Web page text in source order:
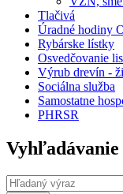
Tlačivá
Úradné hodiny
Rybárske lístky
Osvedčovanie
Výrub drevín -
Sociálna služba
Samostatne
PHRSR
Vyhľadávanie